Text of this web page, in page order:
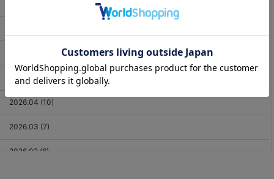
2026.05 (11)
2026.04 (10)
2026.03 (7)
2026.02 (6)